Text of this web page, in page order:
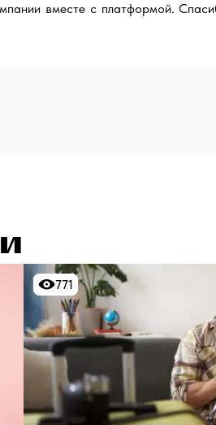
вместе с платформой.
771
771